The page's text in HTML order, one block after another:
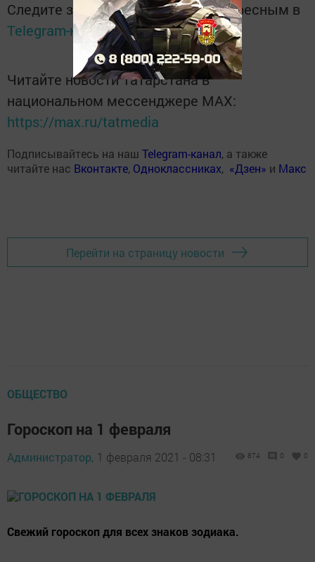
Следите за самым важным и интересным в
Telegram-каналеТатмедиа
Читайте новости Татарстана в
национальном мессенджере MАХ:
https://max.ru/tatmedia
Подписывайтесь на наш Telegram-канал, а также
читайте нас Вконтакте, Одноклассниках, «Дзен» и Макс
Перейти на страницу новости
ОБЩЕСТВО
Гороскоп на 1 февраля
Администратор, 1 февраля 2021 - 08:31 874 0 0
Свежий гороскоп для всех знаков зодиака.